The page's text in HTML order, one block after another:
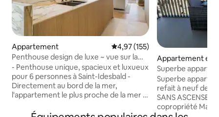
Appartement Évaluation moyenne sur la
4,97 (155)
Penthouse design de luxe ~ vue sur la
mer et les dunes
- Penthouse unique, spacieux et luxueux
pour 6 personnes à Saint-Idesbald -
Directement au bord de la mer,
l'appartement le plus proche de la mer -
l'expérience comme si vous étendu dans
Appartement en
Superbe
plage
Superbe
refait à neuf de
SANS
copropriété